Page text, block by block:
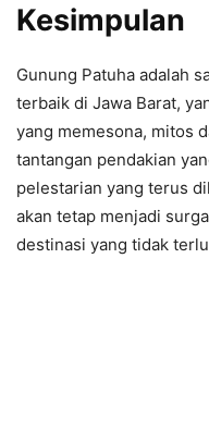
Kesimpulan
Gunung Patuha adalah
terbaik di Jawa Barat,
yang memesona, mitos
tantangan pendakian
pelestarian yang terus
akan tetap menjadi
destinasi yang tidak